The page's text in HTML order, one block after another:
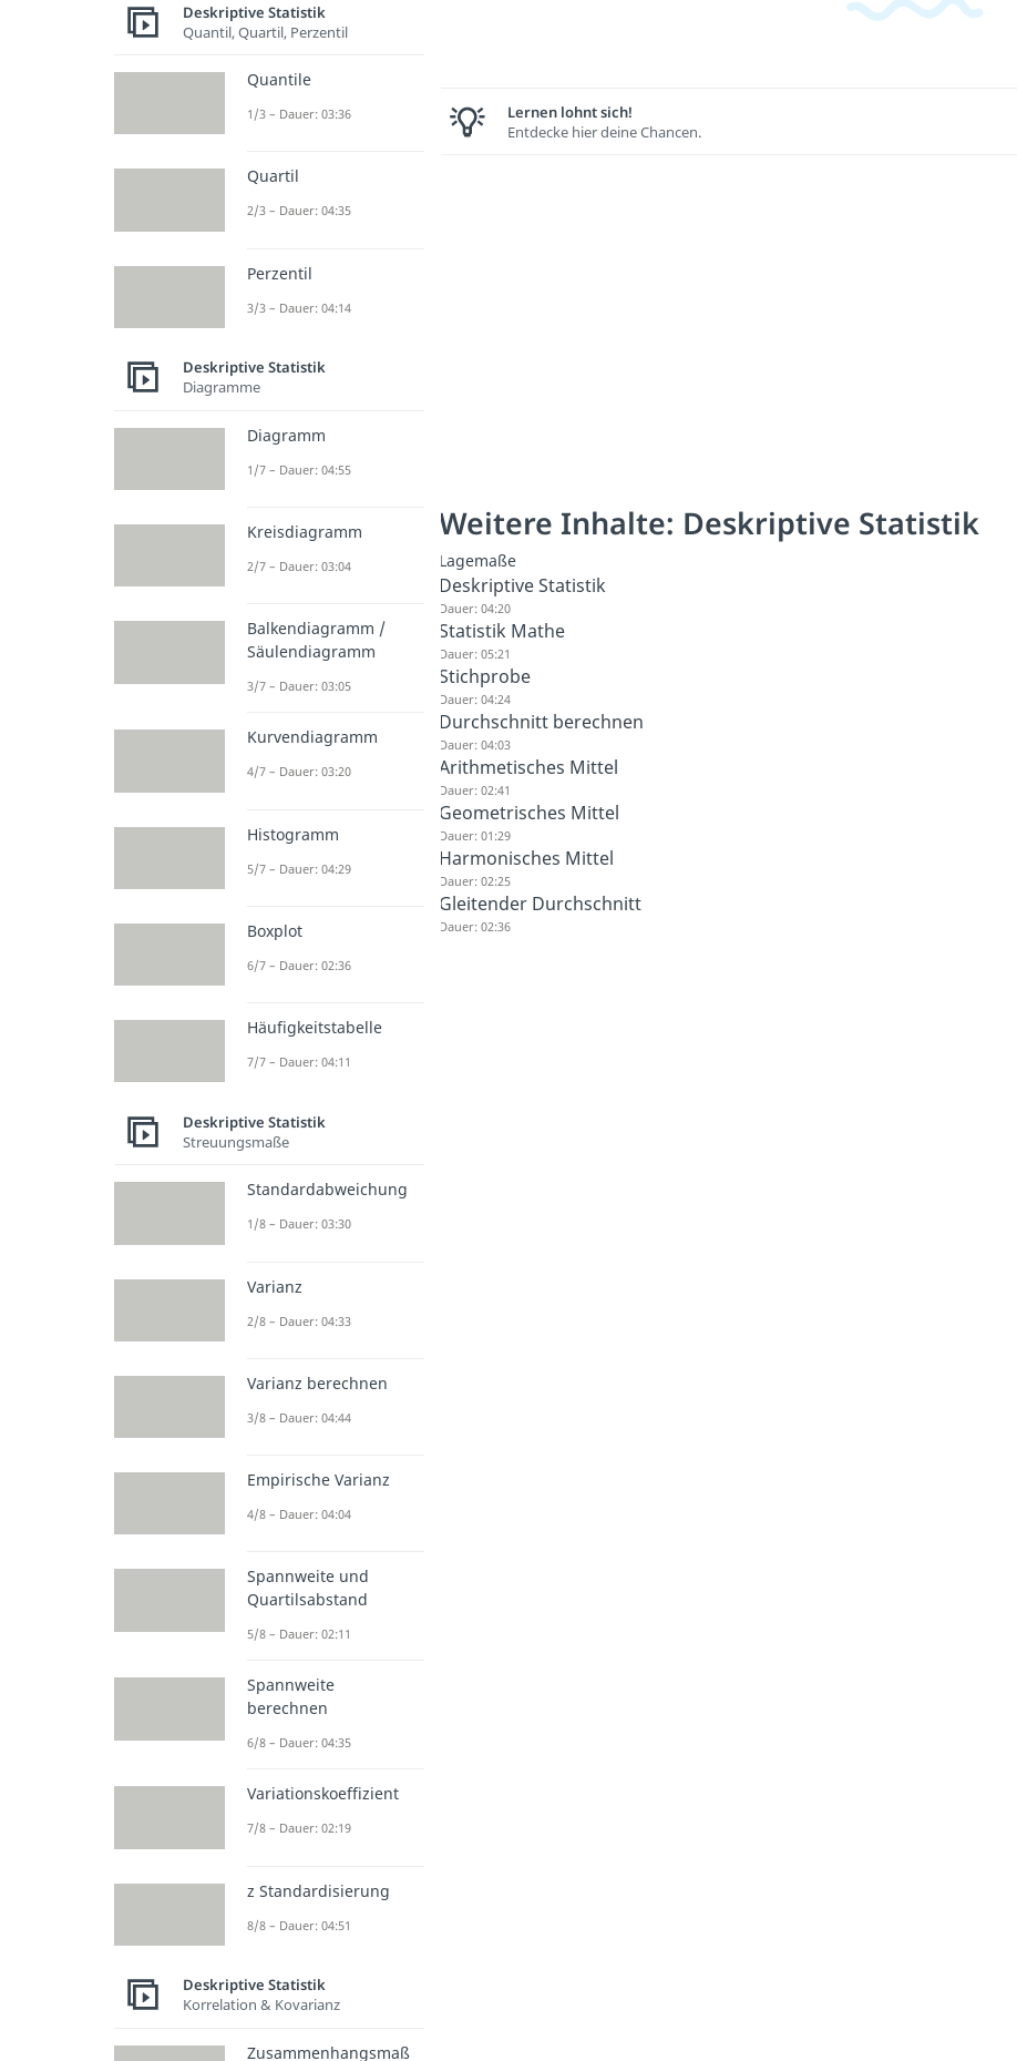
Lernen lohnt sich!
Entdecke hier deine Chancen.
Weitere Inhalte: Deskriptive Statistik
Lagemaße
Deskriptive Statistik
Dauer: 04:20
Statistik Mathe
Dauer: 05:21
Stichprobe
Dauer: 04:24
Durchschnitt berechnen
Dauer: 04:03
Arithmetisches Mittel
Dauer: 02:41
Geometrisches Mittel
Dauer: 01:29
Harmonisches Mittel
Dauer: 02:25
Gleitender Durchschnitt
Dauer: 02:36
Deskriptive Statistik
Quantil, Quartil, Perzentil
Quantile
1/3 – Dauer: 03:36
Quartil
2/3 – Dauer: 04:35
Perzentil
3/3 – Dauer: 04:14
Deskriptive Statistik
Diagramme
Diagramm
1/7 – Dauer: 04:55
Kreisdiagramm
2/7 – Dauer: 03:04
Balkendiagramm /
Säulendiagramm
3/7 – Dauer: 03:05
Kurvendiagramm
4/7 – Dauer: 03:20
Histogramm
5/7 – Dauer: 04:29
Boxplot
6/7 – Dauer: 02:36
Häufigkeitstabelle
7/7 – Dauer: 04:11
Deskriptive Statistik
Streuungsmaße
Standardabweichung
1/8 – Dauer: 03:30
Varianz
2/8 – Dauer: 04:33
Varianz berechnen
3/8 – Dauer: 04:44
Empirische Varianz
4/8 – Dauer: 04:04
Spannweite und
Quartilsabstand
5/8 – Dauer: 02:11
Spannweite
berechnen
6/8 – Dauer: 04:35
Variationskoeffizient
7/8 – Dauer: 02:19
z Standardisierung
8/8 – Dauer: 04:51
Deskriptive Statistik
Korrelation & Kovarianz
Zusammenhangsmaß